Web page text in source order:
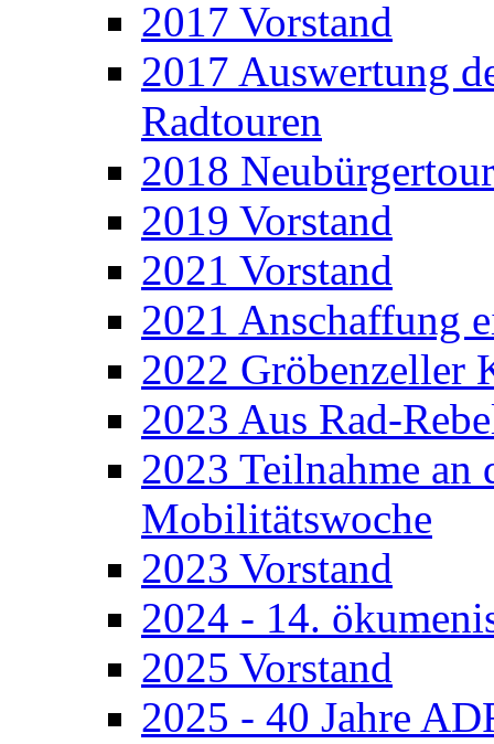
2017 Vorstand
2017 Auswertung
Radtouren
2018 Neubürgertour
2019 Vorstand
2021 Vorstand
2021 Anschaffung
2022 Gröbenzeller
2023 Aus Rad-
2023 Teilnahme an
Mobilitätswoche
2023 Vorstand
2024 - 14.
2025 Vorstand
2025 - 40 Jahre